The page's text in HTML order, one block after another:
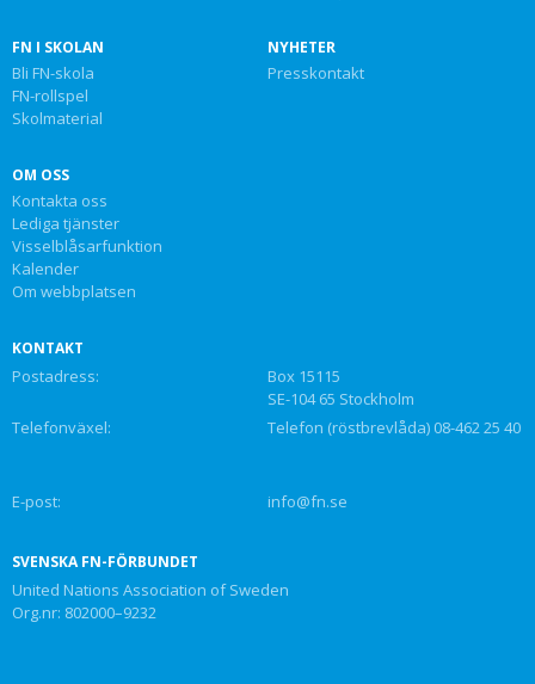
FN I SKOLAN
Bli FN-skola
FN-rollspel
Skolmaterial
NYHETER
Presskontakt
OM OSS
Kontakta oss
Lediga tjänster
Visselblåsarfunktion
Kalender
Om webbplatsen
KONTAKT
Postadress:
Box 15115
SE-104 65 Stockholm
Telefonväxel:
Telefon (röstbrevlåda) 08-462 25 40
E-post: info@fn.se
SVENSKA FN-FÖRBUNDET
United Nations Association of Sweden
Org.nr: 802000–9232